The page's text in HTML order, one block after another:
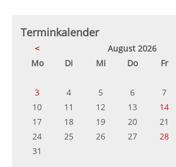
Terminkalender
< August 2026
Montag Di enstagMittwochDonnerstag
Fr
3
4 5 6 7
10
11 12 13 14
17
18 19 20 21
24
25 26 27 28
31